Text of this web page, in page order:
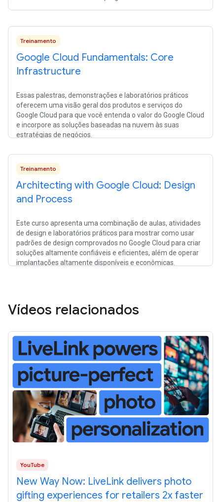
Treinamento
Google Cloud Fundamentals: Core
Infrastructure
Essas palestras, demonstrações e laboratórios práticos
oferecem uma visão geral dos produtos e serviços do
Google Cloud para que você entenda o valor do Google Cloud
e incorpore as soluções baseadas na nuvem às suas
estratégias de negócios.
Treinamento
Architecting with Google Cloud: Design
and Process
Este curso apresenta uma combinação de aulas, atividades
de design e laboratórios práticos para mostrar como usar
padrões de design comprovados no Google Cloud para criar
soluções altamente confiáveis e eficientes, além de operar
implantações altamente disponíveis e econômicas.
Vídeos relacionados
YouTube
New Way Now: LiveLink delivers photo
gifting experiences for retailers 2x faster